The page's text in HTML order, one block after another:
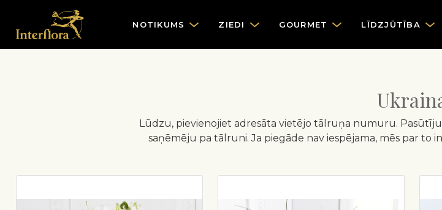
NOTIKUMS ZIEDI GOURMET LĪDZJŪTĪBA
Lūdzu, pievienojiet adresāta vietējo tālruņa numuru.
saņēmēju pa tālruni. Ja piegāde nav iespējama, mēs par